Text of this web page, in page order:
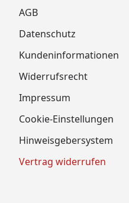
AGB
Datenschutz
Kundeninformationen
Widerrufsrecht
Impressum
Cookie-Einstellungen
Hinweisgebersystem
Vertrag widerrufen